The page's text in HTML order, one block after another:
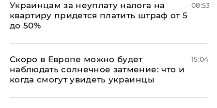
Украинцам за неуплату налога на
квартиру придется платить штраф от 5
до 50%
08:53
Скоро в Европе можно будет
наблюдать солнечное затмение: что и
когда смогут увидеть украинцы
15:04